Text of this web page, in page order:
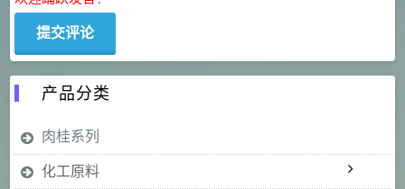
产品分类
肉桂系列
化工原料